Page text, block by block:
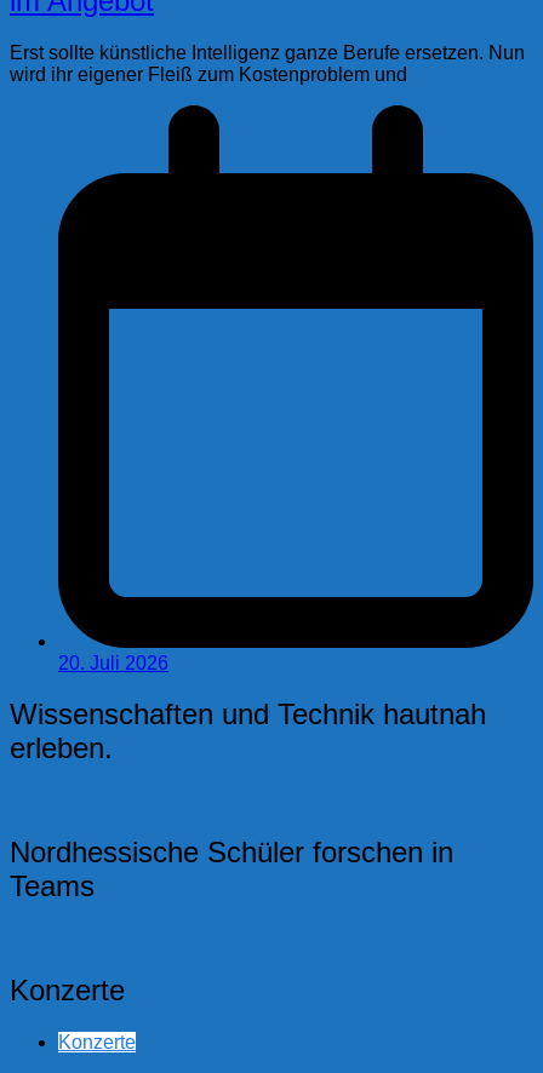
Erst sollte künstliche Intelligenz ganze Berufe ersetzen. Nun
wird ihr eigener Fleiß zum Kostenproblem und
20. Juli 2026
Wissenschaften und Technik hautnah
erleben.
Nordhessische Schüler forschen in
Teams
Konzerte
Konzerte